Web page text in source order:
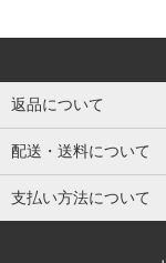
返品について
配送・送料について
支払い方法について